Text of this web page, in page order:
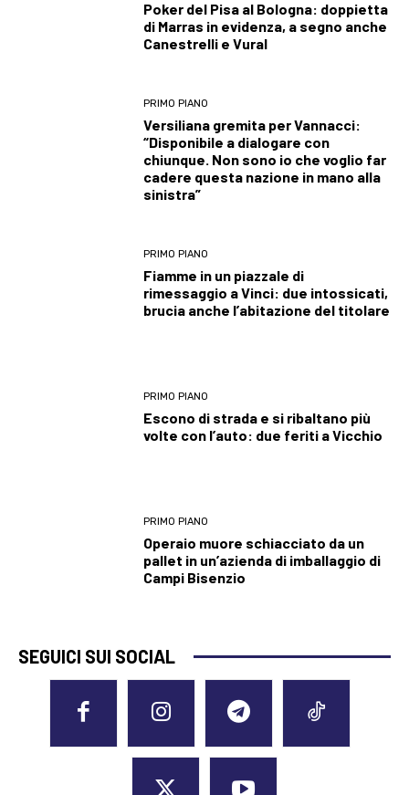
Poker del Pisa al Bologna: doppietta
di Marras in evidenza, a segno anche
Canestrelli e Vural
PRIMO PIANO
Versiliana gremita per Vannacci:
“Disponibile a dialogare con
chiunque. Non sono io che voglio far
cadere questa nazione in mano alla
sinistra”
PRIMO PIANO
Fiamme in un piazzale di
rimessaggio a Vinci: due intossicati,
brucia anche l’abitazione del titolare
PRIMO PIANO
Escono di strada e si ribaltano più
volte con l’auto: due feriti a Vicchio
PRIMO PIANO
Operaio muore schiacciato da un
pallet in un’azienda di imballaggio di
Campi Bisenzio
SEGUICI SUI SOCIAL